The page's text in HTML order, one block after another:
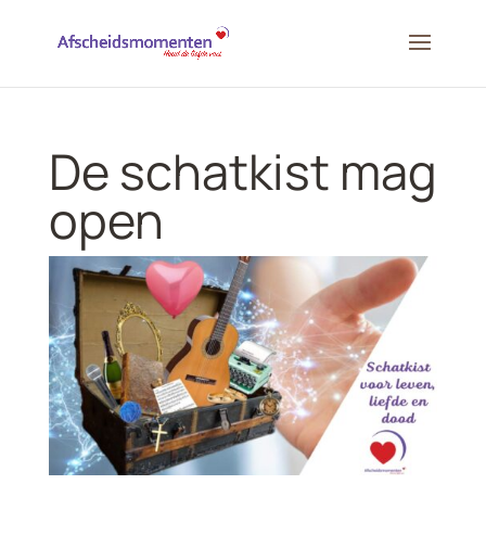
De schatkist mag
open